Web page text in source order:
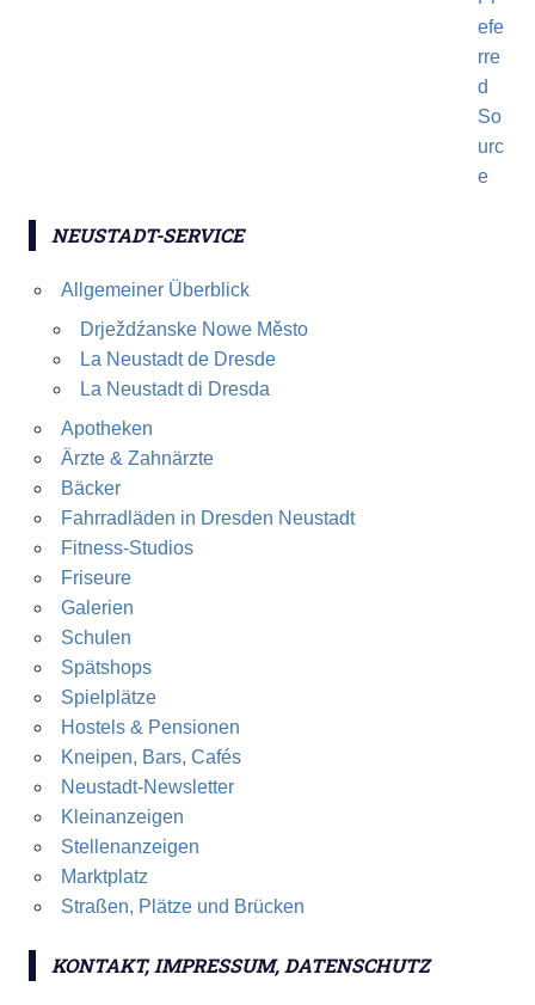
NEUSTADT-SERVICE
Allgemeiner Überblick
Drježdźanske Nowe Město
La Neustadt de Dresde
La Neustadt di Dresda
Apotheken
Ärzte & Zahnärzte
Bäcker
Fahrradläden in Dresden Neustadt
Fitness-Studios
Friseure
Galerien
Schulen
Spätshops
Spielplätze
Hostels & Pensionen
Kneipen, Bars, Cafés
Neustadt-Newsletter
Kleinanzeigen
Stellenanzeigen
Marktplatz
Straßen, Plätze und Brücken
KONTAKT, IMPRESSUM, DATENSCHUTZ